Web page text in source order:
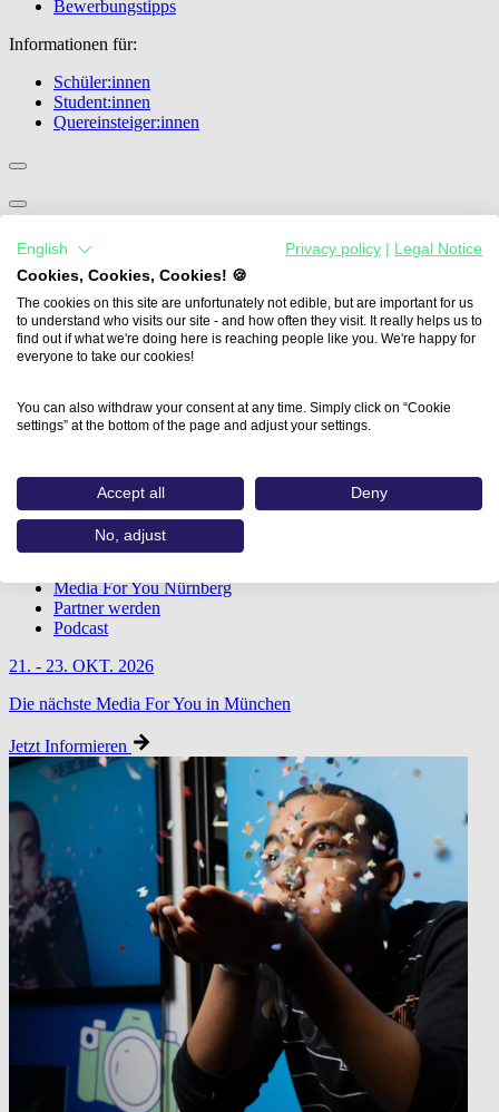
Bewerbungstipps
Informationen für:
Schüler:innen
Student:innen
Quereinsteiger:innen
Medienprofis im Klassenzimmer
Future Skills Förderung
Veranstaltungen
Publikationen
Expertenblog
Medienhäuser & Ausbildungsbetriebe
Hochschulen & Lehrende
Übersicht
Media For You Nürnberg
Partner werden
Podcast
21. - 23. OKT. 2026
Die nächste Media For You in München
Jetzt Informieren
English Privacy policy
Legal Notice
Cookies, Cookies, Cookies! 🍪
The cookies on this site are unfortunately not edible, but are important for us
to understand who visits our site - and how often they visit. It really helps us to
find out if what we're doing here is reaching people like you. We're happy for
everyone to take our cookies!
You can also withdraw your consent at any time. Simply click on “Cookie
settings” at the bottom of the page and adjust your settings.
Accept all Deny
No, adjust